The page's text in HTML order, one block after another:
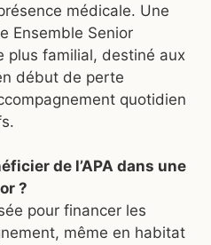
médicale. Une
Ensemble Senior
plus familial, destiné aux
début de perte
quotidien
de l’APA dans une
?
pour financer les
même en habitat